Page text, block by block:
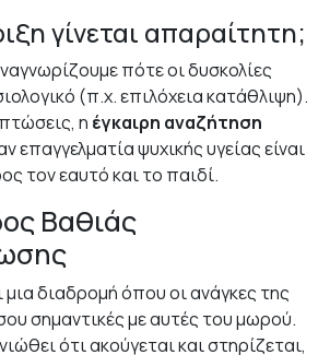
γίνεται απαραίτητη;
πότε οι δυσκολίες
(π.χ. επιλόχεια κατάθλιψη).
η έγκαιρη αναζήτηση
επαγγελματία ψυχικής υγείας είναι
τον εαυτό και το παιδί.
Βαθιάς
μια διαδρομή όπου οι ανάγκες της
σημαντικές με αυτές του μωρού.
ότι ακούγεται και στηρίζεται,